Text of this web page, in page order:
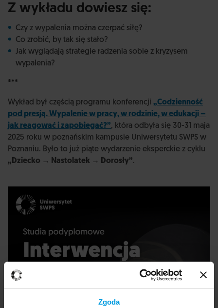
Zgoda
Z wykładu dowiesz się:
Czy z wypalenia można czerpać siłę?
Co zrobić, by tak się stało?
Jak wyglądają strategie radzenia sobie z kryzysem
wypalenia?
***
Wykład był częścią programu konferencji „Codzienność
pod presją. Wypalenie w pracy, w rodzinie, w edukacji –
jak reagować i zapobiegać?”, która odbyła się 30-31 maja
2025 roku w poznańskim kampusie Uniwersytetu SWPS w
Poznaniu. Było to już piąte wydarzenie eksperckie z cyklu
„Dziecko → Nastolatek → Dorosły”.